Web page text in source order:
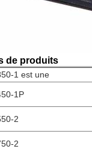
de produits
1 est une
1P
2
2